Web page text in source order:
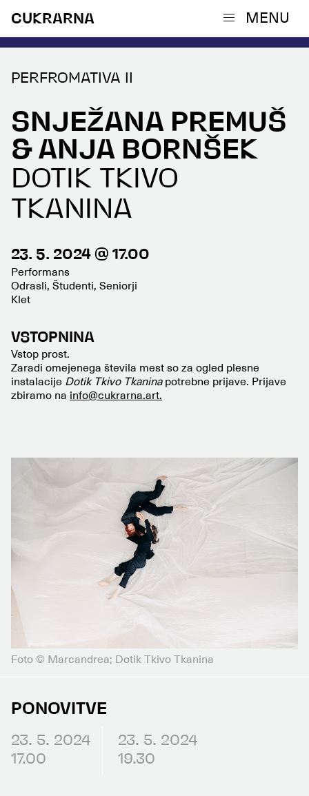
CUKRARNA MENU
PERFROMATIVA II
SNJEŽANA PREMUŠ
& ANJA BORNŠEK
DOTIK TKIVO
TKANINA
23. 5. 2024 @ 17.00
Performans
Odrasli, Študenti, Seniorji
Klet
VSTOPNINA
Vstop prost.
Zaradi omejenega števila mest so za ogled plesne
instalacije Dotik Tkivo Tkaninapotrebne prijave. Prijave
zbiramo na info@cukrarna.art.
Foto © Marcandrea; Dotik Tkivo Tkanina
PONOVITVE
23. 5. 2024
17.00
23. 5. 2024
19.30